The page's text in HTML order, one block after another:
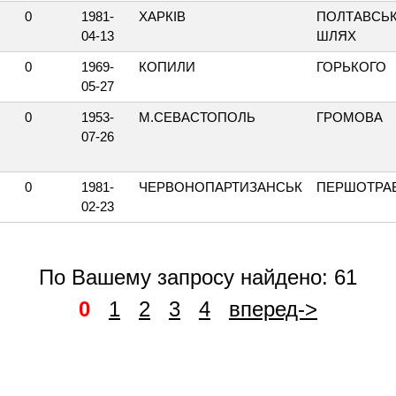
0
1981-
04-13
ХАРКІВ
ШЛЯХ
0
1969-
05-27
КОПИЛИ ГОРЬКОГО
0
1953-
07-26
М.СЕВАСТОПОЛЬ ГРОМОВА
0
1981-
02-23
ЧЕРВОНОПАРТИЗАНСЬК
По Вашему запросу найдено: 61
0
1 2 3 4 вперед->